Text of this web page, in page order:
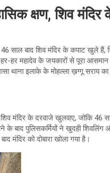
क्षण, शिव
बाद शिव मंदिर के कपाट खुले हैं,
हर महादेव के जयकारों से पूरा
थाना इलाके के मोहल्ला ख़ग्गू सराय का
मंदिर के दरवाजे खुलवाए, जोकि 46
पुलिसकर्मियों ने खुदही शिवलिंग
मंदिर को दोबारा खोला गया है।